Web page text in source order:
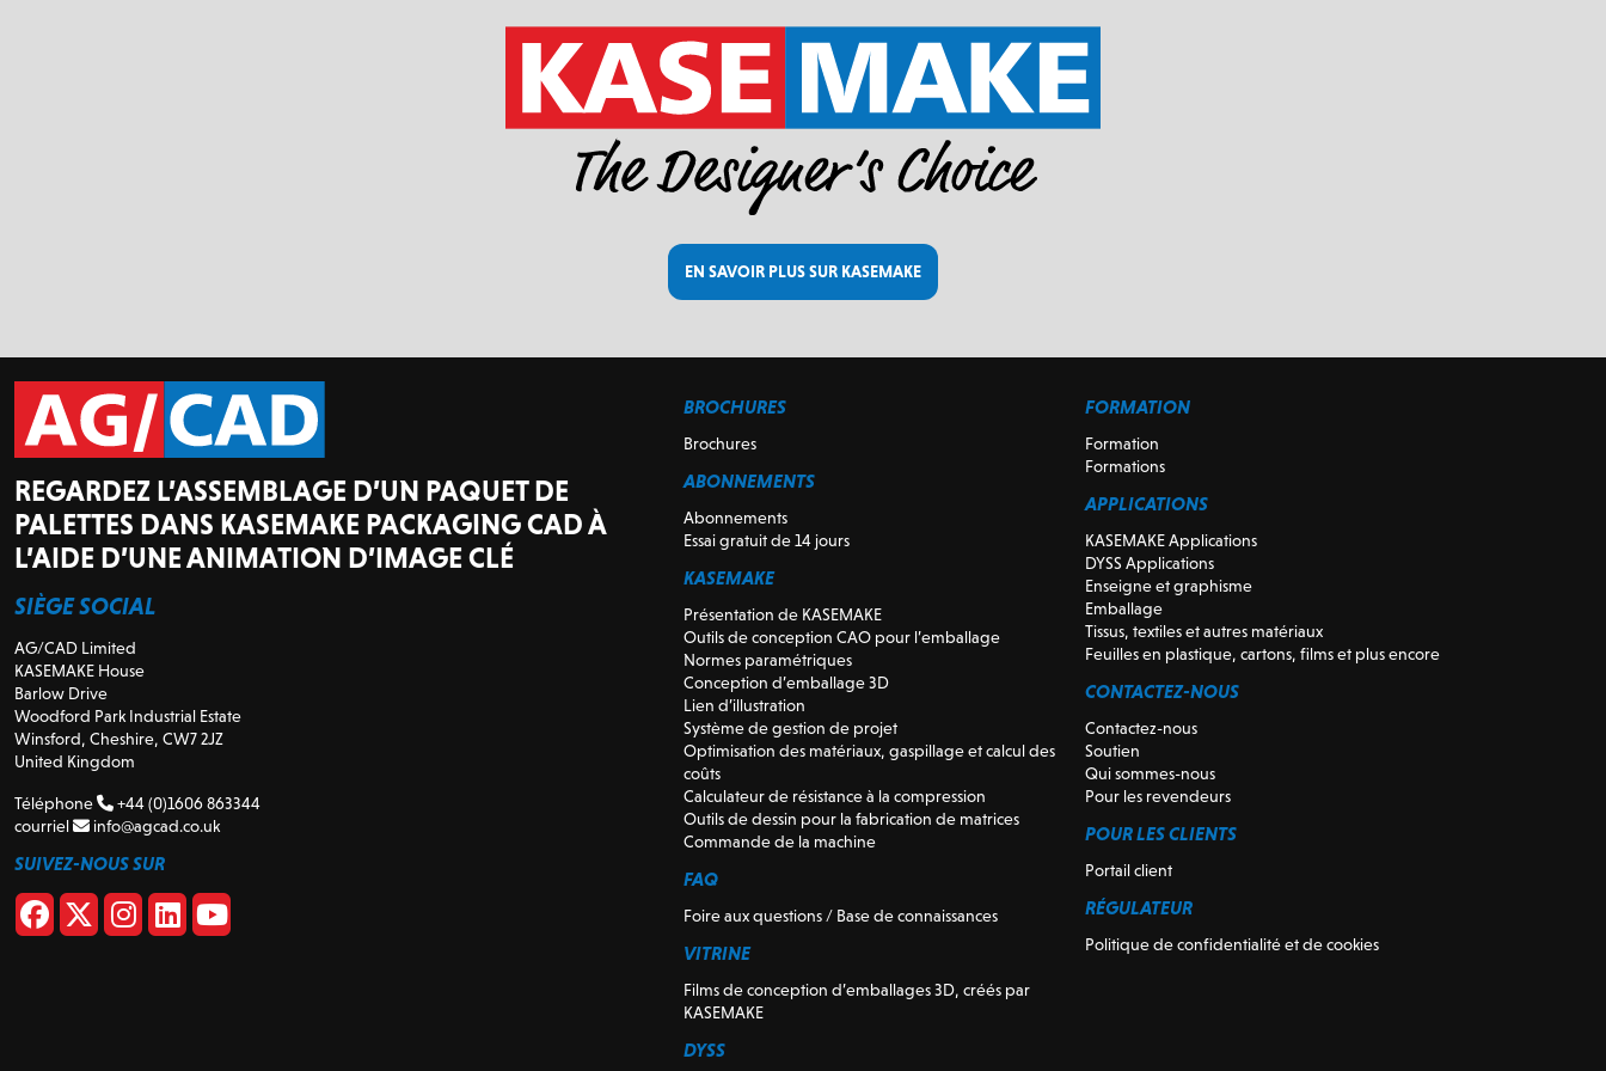
EN SAVOIR PLUS SUR KASEMAKE
REGARDEZ L’ASSEMBLAGE D’UN PAQUET DE
PALETTES DANS KASEMAKE PACKAGING CAD À
L’AIDE D’UNE ANIMATION D’IMAGE CLÉ
SIÈGE SOCIAL
AG/CAD Limited
KASEMAKE House
Barlow Drive
Woodford Park Industrial Estate
Winsford, Cheshire, CW7 2JZ
United Kingdom
Téléphone
+44 (0)1606 863344
courriel
info@agcad.co.uk
SUIVEZ-NOUS SUR
BROCHURES
Brochures
ABONNEMENTS
Abonnements
Essai gratuit de 14 jours
KASEMAKE
Présentation de KASEMAKE
Outils de conception CAO pour l’emballage
Normes paramétriques
Conception d’emballage 3D
Lien d’illustration
Système de gestion de projet
Optimisation des matériaux, gaspillage et calcul des
coûts
Calculateur de résistance à la compression
Outils de dessin pour la fabrication de matrices
Commande de la machine
FAQ
Foire aux questions / Base de connaissances
VITRINE
Films de conception d’emballages 3D, créés par
KASEMAKE
DYSS
FORMATION
Formation
Formations
APPLICATIONS
KASEMAKE Applications
DYSS Applications
Enseigne et graphisme
Emballage
Tissus, textiles et autres matériaux
Feuilles en plastique, cartons, films et plus encore
CONTACTEZ-NOUS
Contactez-nous
Soutien
Qui sommes-nous
Pour les revendeurs
POUR LES CLIENTS
Portail client
RÉGULATEUR
Politique de confidentialité et de cookies